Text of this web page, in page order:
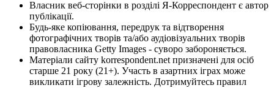
Власник веб-сторінки в розділі Я-Корреспондент є автор
публікації.
Будь-яке копіювання, передрук та відтворення
фотографічних творів та/або аудіовізуальних творів
правовласника Getty Images - суворо забороняється.
Матеріали сайту korrespondent.net призначені для осіб
старше 21 року (21+). Участь в азартних іграх може
викликати ігрову залежність. Дотримуйтесь правил